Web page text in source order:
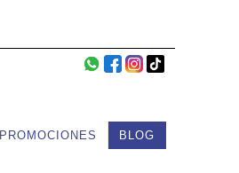
PROMOCIONES BLOG